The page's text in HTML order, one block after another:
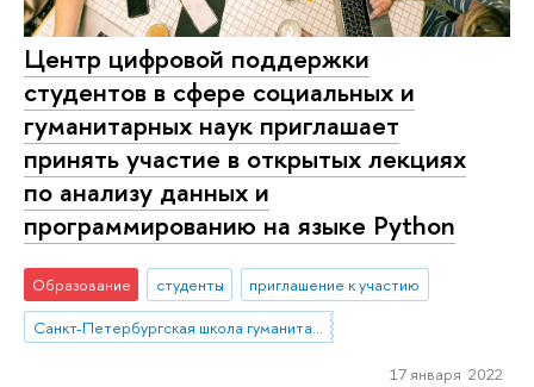
Центр цифровой поддержки
студентов в сфере социальных и
гуманитарных наук приглашает
принять участие в открытых лекциях
по анализу данных и
программированию на языке Python
Образование студенты
приглашение к участию
17 января 2022